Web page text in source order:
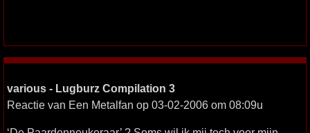
various - Lugburz Compilation 3
Reactie van Een Metalfan op 03-02-2006 om 08:09u